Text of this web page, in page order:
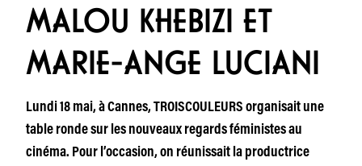
MALOU KHEBIZI ET
MARIE-ANGE LUCIANI
Lundi 18 mai, à Cannes, TROISCOULEURS organisait une
table ronde sur les nouveaux regards féministes au
cinéma. Pour l’occasion, on réunissait la productrice